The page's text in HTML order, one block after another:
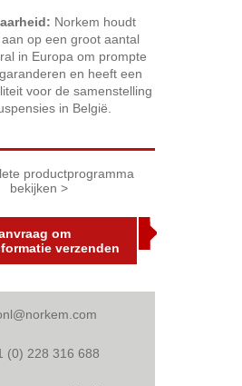
Norkem houdt
op een groot aantal
in Europa om prompte
en heeft een
voor de samenstelling
in België.
productprogramma
bekijken >
om
verzenden
(0) 228 316 688